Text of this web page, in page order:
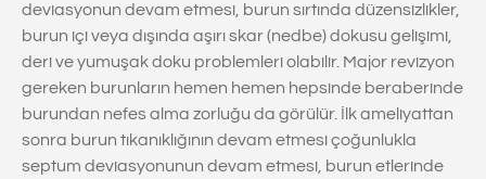
deviasyonun devam etmesi, burun sırtında düzensizlikler,
burun içi veya dışında aşırı skar (nedbe) dokusu gelişimi,
deri ve yumuşak doku problemleri olabilir. Major revizyon
gereken burunların hemen hemen hepsinde beraberinde
burundan nefes alma zorluğu da görülür. İlk ameliyattan
sonra burun tıkanıklığının devam etmesi çoğunlukla
septum deviasyonunun devam etmesi, burun etlerinde